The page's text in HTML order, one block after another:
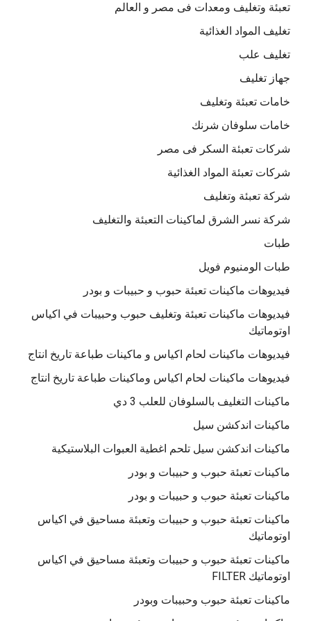
تعبئة وتغليف ومعدات فى مصر و العالم
تغليف المواد الغذائية
تغليف علب
جهاز تغليف
خامات تعبئة وتغليف
خامات سلوفان شرنك
شركات تعبئة السكر فى مصر
شركات تعبئة المواد الغذائية
شركة تعبئة وتغليف
شركة نسر الشرق لماكينات التعبئة والتغليف
طبات
طبات الومنيوم فويل
فيديوهات ماكينات تعبئة حبوب و حبيبات و بودر
فيديوهات ماكينات تعبئة وتغليف حبوب وحبيبات في اكياس
اوتوماتيك
فيديوهات ماكينات لحام اكياس و ماكينات طباعة تاريخ انتاج
فيديوهات ماكينات لحام اكياس وماكينات طباعة تاريخ انتاج
ماكينات التغليف بالسلوفان للعلب 3 دي
ماكينات اندكشن سيل
ماكينات اندكشن سيل تلحم اغطية العبوات البلاستيكية
ماكينات تعبئة حبوب و حبيبات و بودر
ماكينات تعبئة حبوب و حبيبات و بودر
ماكينات تعبئة حبوب و حبيبات وتعبئة مساحيق في اكياس
اوتوماتيك
ماكينات تعبئة حبوب و حبيبات وتعبئة مساحيق في اكياس
اوتوماتيك FILTER
ماكينات تعبئة حبوب وحبيبات وبودر